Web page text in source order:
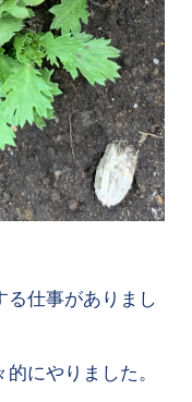
仕事がありまし
にやりました。